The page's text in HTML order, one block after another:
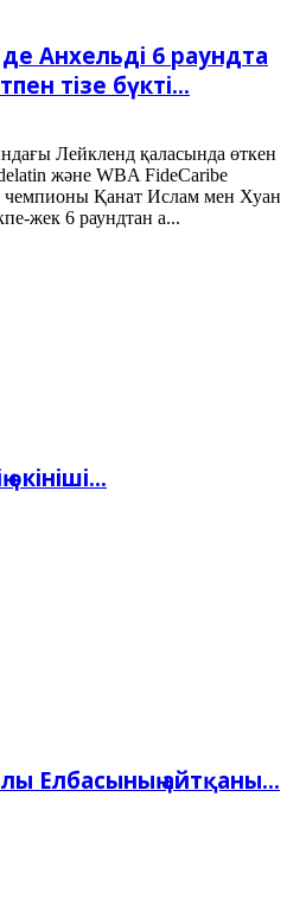
Анхельді 6 раундта
тізе бүкті...
Лейкленд қаласында өткен
және WBA FideCaribe
Қанат Ислам мен Хуан
жек 6 раундтан а...
өкініші…
Елбасының айтқаны...